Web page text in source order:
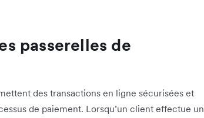
passerelles de
des transactions en ligne sécurisées et
de paiement. Lorsqu’un client effectue un